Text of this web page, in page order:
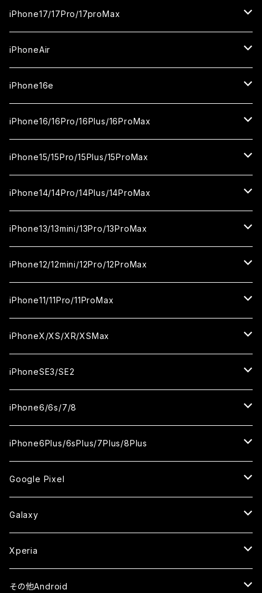
ガラスフィルム
セラミックフィルム
カメラ用フィルム
iPhone17/17Pro/17proMax
iPhone17
ガラスフィルム
セラミックフィルム
iPhone17Pro
ガラスフィルム
セラミックフィルム
iPhone17proMax
ガラスフィルム
セラミックフィルム
iPhoneAir
ガラスフィルム
セラミックフィルム
カメラ用フィルム
iPhone16e
ガラスフィルム
セラミックフィルム
カメラ用フィルム
iPhone16/16Pro/16Plus/16ProMax
iPhone16
ガラスフィルム
セラミックフィルム
iPhone16Pro
ガラスフィルム
セラミックフィルム
iPhone16Plus
ガラスフィルム
セラミックフィルム
iPhone16ProMax
ガラスフィルム
セラミックフィルム
iPhone15/15Pro/15Plus/15ProMax
iPhone15
ガラスフィルム
セラミックフィルム
iPhone15Pro
ガラスフィルム
セラミックフィルム
iPhone15Plus
ガラスフィルム
セラミックフィルム
iPhone15ProMax
ガラスフィルム
セラミックフィルム
iPhone14/14Pro/14Plus/14ProMax
iPhone14
ガラスフィルム
セラミックフィルム
iPhone14Pro
ガラスフィルム
セラミックフィルム
iPhone14Plus
ガラスフィルム
セラミックフィルム
iPhone14ProMax
ガラスフィルム
セラミックフィルム
iPhone13/13mini/13Pro/13ProMax
iPhone13/13Pro
ガラスフィルム
セラミックフィルム
iPhone13mini
ガラスフィルム
セラミックフィルム
iPhone13ProMax
ガラスフィルム
セラミックフィルム
iPhone12/12mini/12Pro/12ProMax
iPhone12/12Pro
ガラスフィルム
セラミックフィルム
iPhone12mini
ガラスフィルム
セラミックフィルム
iPhone12ProMax
ガラスフィルム
セラミックフィルム
iPhone11/11Pro/11ProMax
iPhone11
ガラスフィルム
セラミックフィルム
iPhone11Pro
ガラスフィルム
セラミックフィルム
iPhone11Pro Max
ガラスフィルム
セラミックフィルム
iPhoneX/XS/XR/XSMax
iPhoneX
ガラスフィルム
セラミックフィルム
iPhoneXS
ガラスフィルム
セラミックフィルム
iPhoneXR
ガラスフィルム
セラミックフィルム
iPhoneXSMax
ガラスフィルム
セラミックフィルム
iPhoneSE3/SE2
iPhoneSE3
ガラスフィルム
ケース
iPhoneSE2
ガラスフィルム
ケース
iPhone6/6s/7/8
iPhone8
ガラスフィルム
セラミックフィルム
iPhone7
ガラスフィルム
セラミックフィルム
iPhone6s
ガラスフィルム
ケース・カバー
iPhone6
ガラスフィルム
iPhone6Plus/6sPlus/7Plus/8Plus
iPhone6Plus
ガラスフィルム
ケース
iPhone6sPlus
ガラスフィルム
ケース
iPhone7Plus
ガラスフィルム
iPhone8Plus
Google Pixel
ガラスフィルム
セラミックフィルム
ケース
Galaxy
ガラスフィルム
セラミックフィルム
Xperia
ガラスフィルム
その他Android